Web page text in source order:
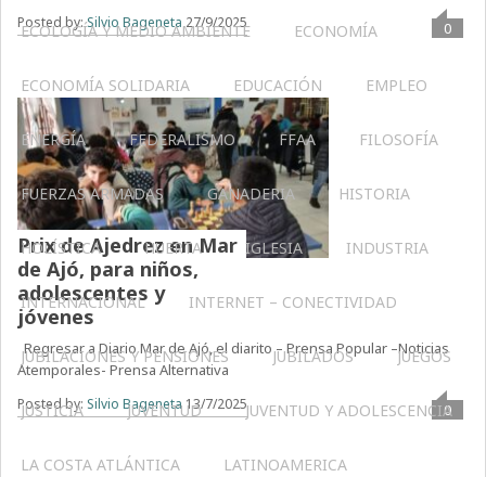
ECOLOGÍA Y MEDIO AMBIENTE ECONOMÍA
ECONOMÍA SOLIDARIA EDUCACIÓN EMPLEO
ENERGÍA FEDERALISMO FFAA FILOSOFÍA
FUERZAS ARMADAS GANADERIA HISTORIA
HOLÍSTICA HUERTA IGLESIA INDUSTRIA
INTERNACIONAL INTERNET – CONECTIVIDAD
JUBILACIONES Y PENSIONES JUBILADOS JUEGOS
JUSTICIA JUVENTUD JUVENTUD Y ADOLESCENCIA
LA COSTA ATLÁNTICA LATINOAMERICA
Posted by:Silvio Bageneta 27/9/2025 0
Prix de Ajedrez en Mar
de Ajó, para niños,
adolescentes y
jóvenes
Regresar a Diario Mar de Ajó, el diarito – Prensa Popular –Noticias
Atemporales- Prensa Alternativa
Posted by: Silvio Bageneta 13/7/2025 0